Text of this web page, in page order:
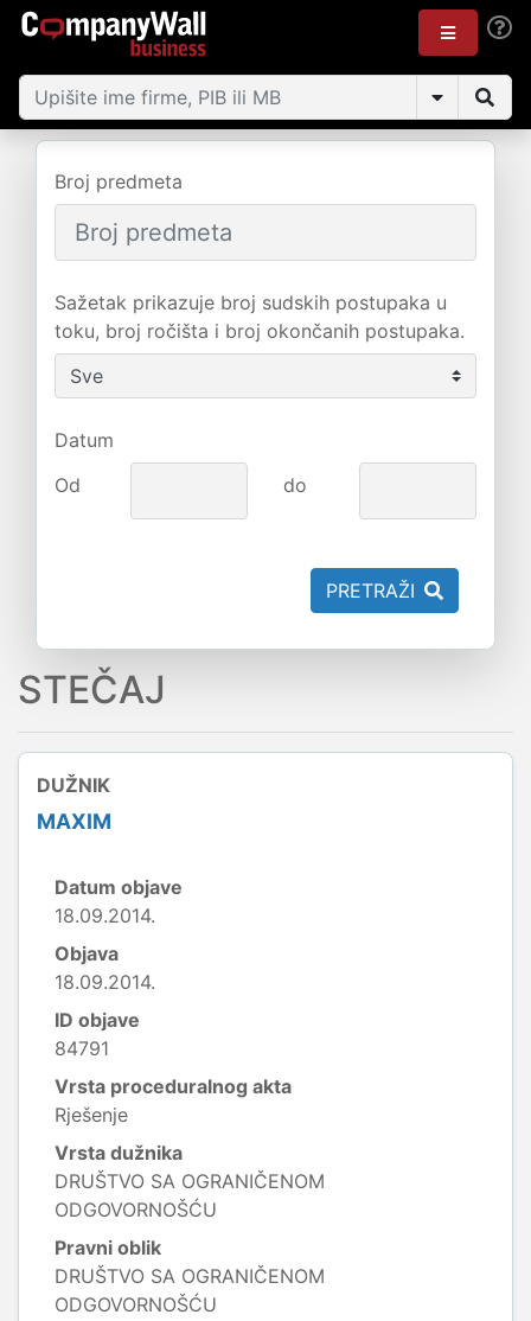
Broj predmeta
Sažetak prikazuje broj sudskih postupaka u
toku, broj ročišta i broj okončanih postupaka.
Datum
Od
do
PRETRAŽI
STEČAJ
DUŽNIK
MAXIM
Datum objave
18.09.2014.
Objava
18.09.2014.
ID objave
84791
Vrsta proceduralnog akta
Rješenje
Vrsta dužnika
DRUŠTVO SA OGRANIČENOM
ODGOVORNOŠĆU
Pravni oblik
DRUŠTVO SA OGRANIČENOM
ODGOVORNOŠĆU